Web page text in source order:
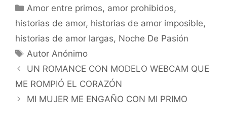
s
A
p
p
e
b
o
o
k
s
e
n
g
er
e
Categorías
Amor entre primos, amor prohibidos,
historias de amor, historias de amor imposible,
historias de amor largas, Noche De Pasión
Etiquetas
Autor Anónimo
UN ROMANCE CON MODELO WEBCAM QUE
ME ROMPIÓ EL CORAZÓN
MI MUJER ME ENGAÑO CON MI PRIMO